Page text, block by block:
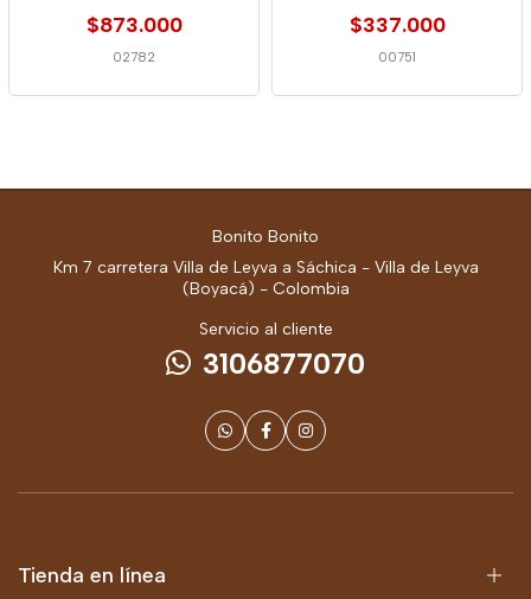
$873.000
02782
$337.000
00751
Bonito Bonito
Km 7 carretera Villa de Leyva a Sáchica - Villa de Leyva
(Boyacá) - Colombia
Servicio al cliente
3106877070
Tienda en línea